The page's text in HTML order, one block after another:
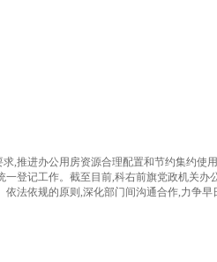
,推进办公用房资源合理配置和节约集约
一登记工作。 截至目前,科右前旗党政机关办
依法依规的原则,深化部门间沟通合作,力争早